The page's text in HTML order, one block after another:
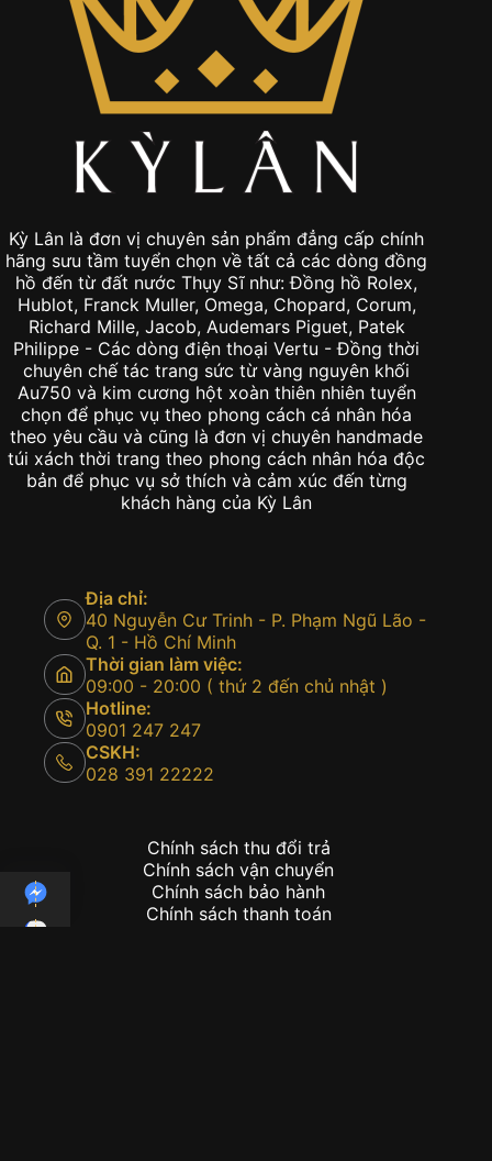
Kỳ Lân là đơn vị chuyên sản phẩm đẳng cấp chính
hãng sưu tầm tuyển chọn về tất cả các dòng đồng
hồ đến từ đất nước Thụy Sĩ như: Đồng hồ Rolex,
Hublot, Franck Muller, Omega, Chopard, Corum,
Richard Mille, Jacob, Audemars Piguet, Patek
Philippe - Các dòng điện thoại Vertu - Đồng thời
chuyên chế tác trang sức từ vàng nguyên khối
Au750 và kim cương hột xoàn thiên nhiên tuyển
chọn để phục vụ theo phong cách cá nhân hóa
theo yêu cầu và cũng là đơn vị chuyên handmade
túi xách thời trang theo phong cách nhân hóa độc
bản để phục vụ sở thích và cảm xúc đến từng
khách hàng của Kỳ Lân
Địa chỉ:
40 Nguyễn Cư Trinh - P. Phạm Ngũ Lão -
Q. 1 - Hồ Chí Minh
Thời gian làm việc:
09:00 - 20:00 ( thứ 2 đến chủ nhật )
Hotline:
0901 247 247
CSKH:
028 391 22222
Chính sách thu đổi trả
Chính sách vận chuyển
Chính sách bảo hành
Chính sách thanh toán